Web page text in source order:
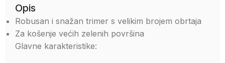
Opis
Robusan i snažan trimer s velikim brojem obrtaja
Za košenje većih zelenih površina
Glavne karakteristike: